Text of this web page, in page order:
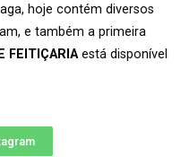
hoje contém diversos
e também a primeira
FEITIÇARIAestá disponível